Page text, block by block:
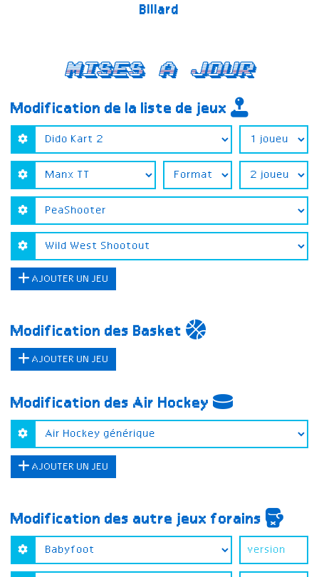
Billard
Mises a jour
Modification de la liste de jeux
AJOUTER UN JEU
Modification des Basket
AJOUTER UN JEU
Modification des Air Hockey
AJOUTER UN JEU
Modification des autre jeux forains